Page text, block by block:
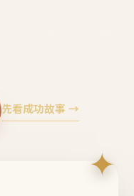
先看成功故事 →
✦